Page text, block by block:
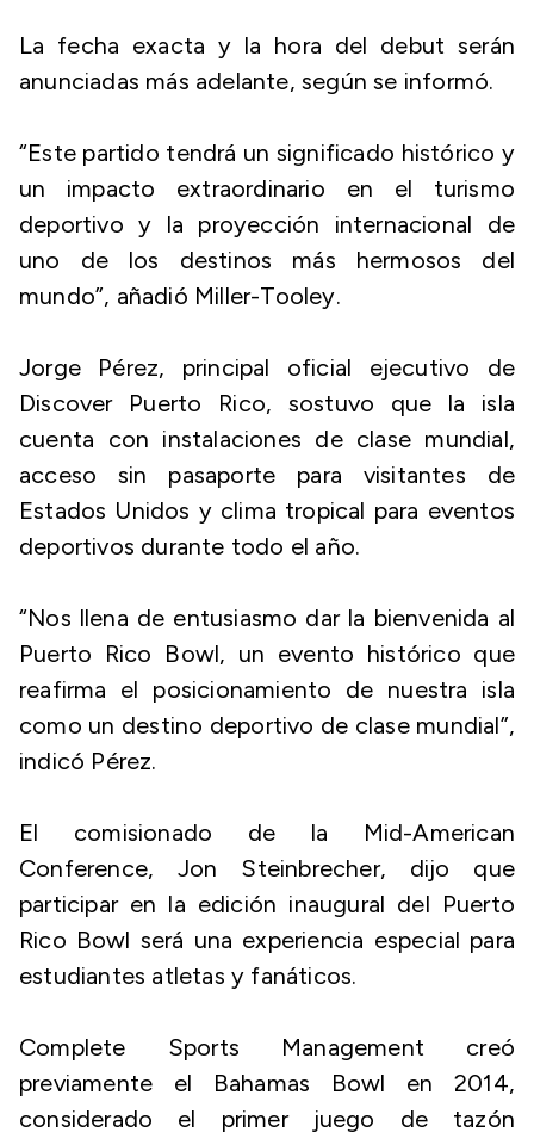
La fecha exacta y la hora del debut serán
anunciadas más adelante, según se informó.
“Este partido tendrá un significado histórico y
un impacto extraordinario en el turismo
deportivo y la proyección internacional de
uno de los destinos más hermosos del
mundo”, añadió Miller-Tooley.
Jorge Pérez, principal oficial ejecutivo de
Discover Puerto Rico, sostuvo que la isla
cuenta con instalaciones de clase mundial,
acceso sin pasaporte para visitantes de
Estados Unidos y clima tropical para eventos
deportivos durante todo el año.
“Nos llena de entusiasmo dar la bienvenida al
Puerto Rico Bowl, un evento histórico que
reafirma el posicionamiento de nuestra isla
como un destino deportivo de clase mundial”,
indicó Pérez.
El comisionado de la Mid-American
Conference, Jon Steinbrecher, dijo que
participar en la edición inaugural del Puerto
Rico Bowl será una experiencia especial para
estudiantes atletas y fanáticos.
Complete Sports Management creó
previamente el Bahamas Bowl en 2014,
considerado el primer juego de tazón